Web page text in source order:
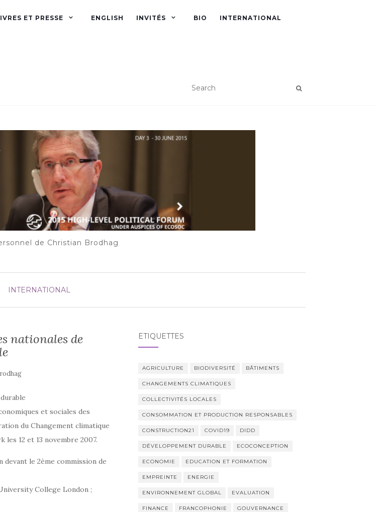
ET PRESSE ENGLISH INVITÉS BIO INTERNATIONAL
de Christian Brodhag
INTERNATIONAL
nationales de
et sociales des
du Changement climatique
12 et 13 novembre 2007.
le 2ème commission de
College London ;
ÉTIQUETTES
AGRICULTURE BIODIVERSITÉ BÂTIMENTS
CHANGEMENTS CLIMATIQUES
COLLECTIVITÉS LOCALES
CONSOMMATION ET PRODUCTION RESPONSABLES
CONSTRUCTION21 COVID19 DIDD
DÉVELOPPEMENT DURABLE ECOCONCEPTION
ECONOMIE EDUCATION ET FORMATION
EMPREINTE ENERGIE
ENVIRONNEMENT GLOBAL EVALUATION
FINANCE FRANCOPHONIE GOUVERNANCE